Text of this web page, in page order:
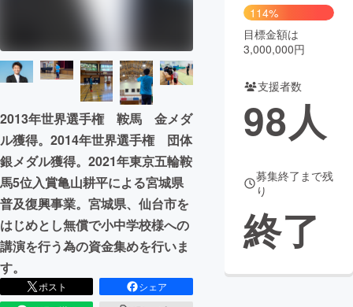
CAMPFIRE Creation
CAMPFIREふるさと納税machi-ya コミュニティ
2013年世界選手権 鞍馬 金メダ
ル獲得。2014年世界選手権 団体
銀メダル獲得。2021年東京五輪鞍
馬5位入賞亀山耕平による宮城県
普及復興事業。宮城県、仙台市を
はじめとし無償で小中学校様への
講演を行う為の資金集めを行いま
す。
ポスト
シェア
114%
目標金額は
3,000,000円
支援者数
98人
募集終了まで残
り
終了